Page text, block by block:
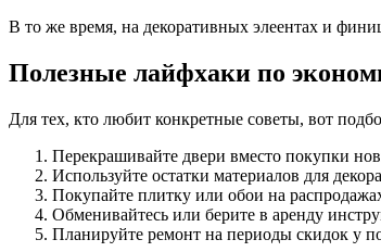
В то же время, на декоративных элеентах и
Полезные лайфхаки по
Для тех, кто любит конкретные советы, вот
Перекрашивайте двери вместо покупки
Используйте остатки материалов для
Покупайте плитку или обои на
Обменивайтесь или берите в аренду
Планируйте ремонт на периоды скидок у